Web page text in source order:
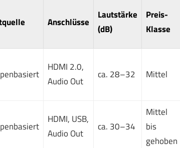
Anschlüsse
Lautstärke
(dB)
Preis-
Klasse
HDMI 2.0,
Audio Out
ca. 28–32 Mittel
HDMI, USB,
Audio Out
ca. 30–34
Mittel
bis
gehoben